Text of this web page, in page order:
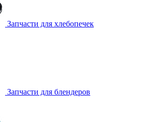
Запчасти для хлебопечек
Запчасти для блендеров